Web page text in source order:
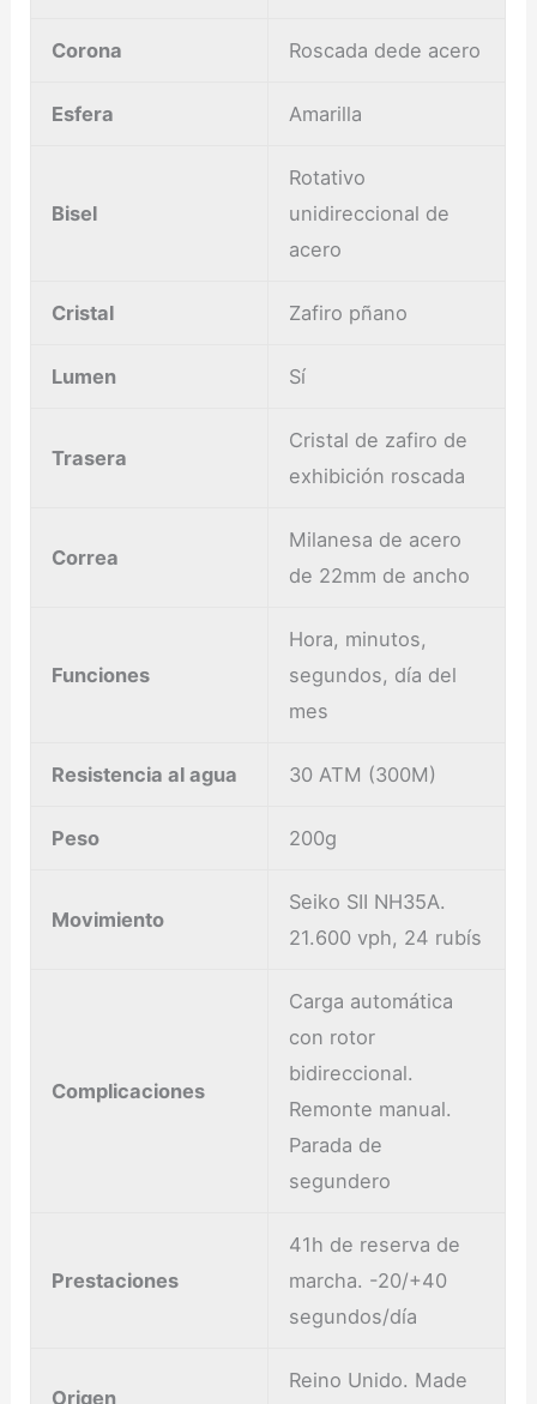
Corona Roscada dede acero
Esfera Amarilla
Bisel
Rotativo
unidireccional de
acero
Cristal Zafiro pñano
Lumen Sí
Trasera
Cristal de zafiro de
exhibición roscada
Correa
Milanesa de acero
de 22mm de ancho
Funciones
Hora, minutos,
segundos, día del
mes
Resistencia al agua 30 ATM (300M)
Peso 200g
Movimiento
Seiko SII NH35A.
21.600 vph, 24 rubís
Complicaciones
Carga automática
con rotor
bidireccional.
Remonte manual.
Parada de
segundero
Prestaciones
41h de reserva de
marcha. -20/+40
segundos/día
Origen
Reino Unido. Made